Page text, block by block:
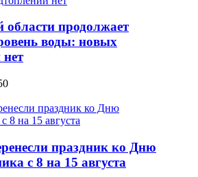
продолжает
воды: новых
нет
праздник ко Дню
с 8 на 15 августа